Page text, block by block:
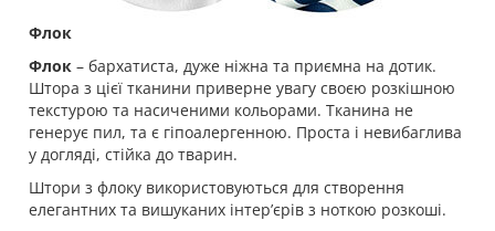
Флок
Флок – бархатиста, дуже ніжна та приємна на дотик.
Штора з цієї тканини приверне увагу своєю розкішною
текстурою та насиченими кольорами. Тканина не
генерує пил, та є гіпоалергенною. Проста і невибаглива
у догляді, стійка до тварин.
Штори з флоку використовуються для створення
елегантних та вишуканих інтер’єрів з ноткою розкоші.